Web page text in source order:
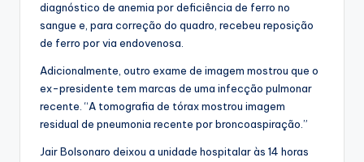
diagnóstico de anemia por deficiência de ferro no
sangue e, para correção do quadro, recebeu reposição
de ferro por via endovenosa.
Adicionalmente, outro exame de imagem mostrou que o
ex-presidente tem marcas de uma infecção pulmonar
recente. “A tomografia de tórax mostrou imagem
residual de pneumonia recente por broncoaspiração.”
Jair Bolsonaro deixou a unidade hospitalar às 14 horas